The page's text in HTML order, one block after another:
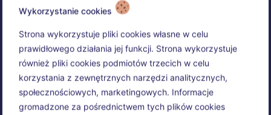
Wykorzystanie cookies
Strona wykorzystuje pliki cookies własne w celu
prawidłowego działania jej funkcji. Strona wykorzystuje
również pliki cookies podmiotów trzecich w celu
korzystania z zewnętrznych narzędzi analitycznych,
społecznościowych, marketingowych. Informacje
gromadzone za pośrednictwem tych plików cookies